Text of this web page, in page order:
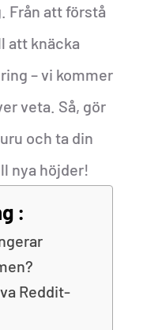
Från att förstå
att knäcka
– vi kommer
veta. Så, gör
och ta din
nya höjder!
:
Reddit-